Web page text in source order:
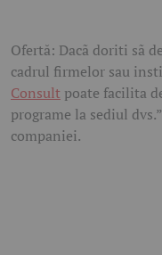
Ofertă: Dacã doriti sã
cadrul firmelor sau
Consult poate facilita
programe la sediul
companiei.